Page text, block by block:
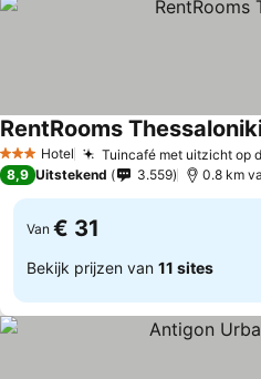
3 SterrenHotel Tuincafé met uitzicht op
RentRooms
8,9 Uitstekend 3.559 0.8 km
Van € 31
Bekijk prijzen van 11 sites